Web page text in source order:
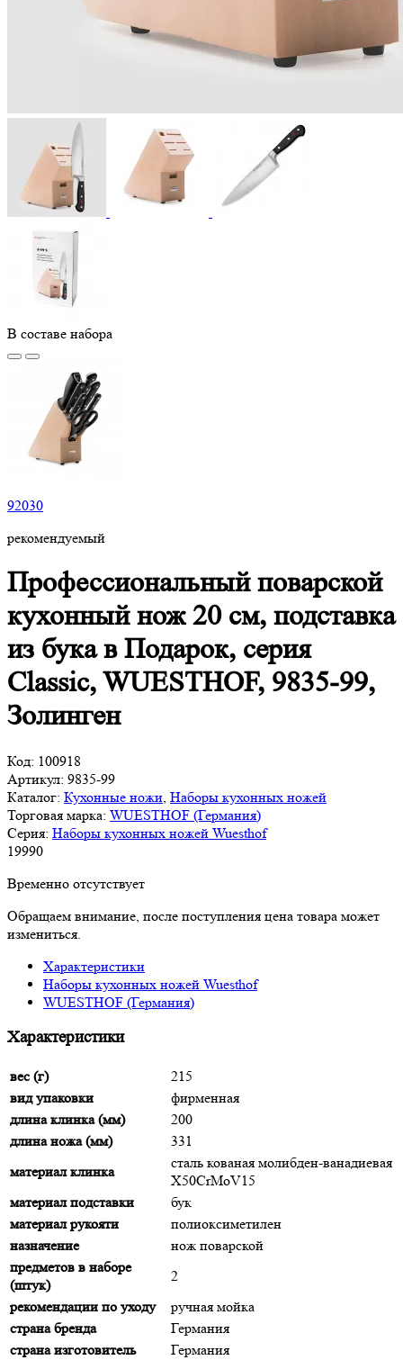
В составе набора
92030
рекомендуемый
Профессиональный поварской
кухонный нож 20 см, подставка
из бука в Подарок, серия
Classic, WUESTHOF, 9835-99,
Золинген
Код: 100918
Артикул: 9835-99
Каталог: Кухонные ножи Наборы кухонных ножей
Торговая марка: WUESTHOF (Германия)
Серия: Наборы кухонных ножей Wuesthof
19990
Временно отсутствует
Обращаем внимание, после поступления цена товара может
измениться.
Характеристики
Наборы кухонных ножей Wuesthof
WUESTHOF (Германия)
Характеристики
вес (г)
215
вид упаковки
фирменная
длина клинка (мм)
200
длина ножа (мм)
331
материал клинка
сталь кованая молибден-ванадиевая
X50CrMoV15
материал подставки
бук
материал рукояти
полиоксиметилен
назначение
нож поварской
предметов в наборе
(штук)
2
рекомендации по уходу
ручная мойка
страна бренда
Германия
страна изготовитель
Германия